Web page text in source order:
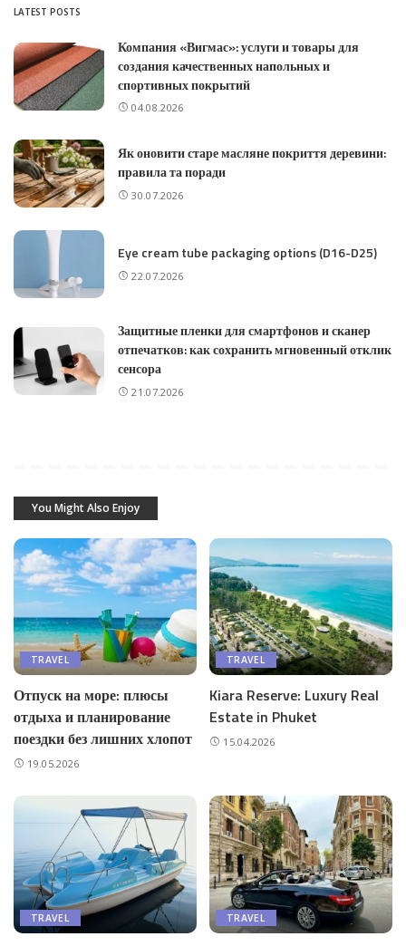
LATEST POSTS
Компания «Вигмас»: услуги и товары для
создания качественных напольных и
спортивных покрытий
04.08.2026
Як оновити старе масляне покриття деревини:
правила та поради
30.07.2026
Eye cream tube packaging options (D16-D25)
22.07.2026
Защитные пленки для смартфонов и сканер
отпечатков: как сохранить мгновенный отклик
сенсора
21.07.2026
You Might Also Enjoy
TRAVEL
Отпуск на море: плюсы
отдыха и планирование
поездки без лишних хлопот
19.05.2026
TRAVEL
Kiara Reserve: Luxury Real
Estate in Phuket
15.04.2026
TRAVEL TRAVEL